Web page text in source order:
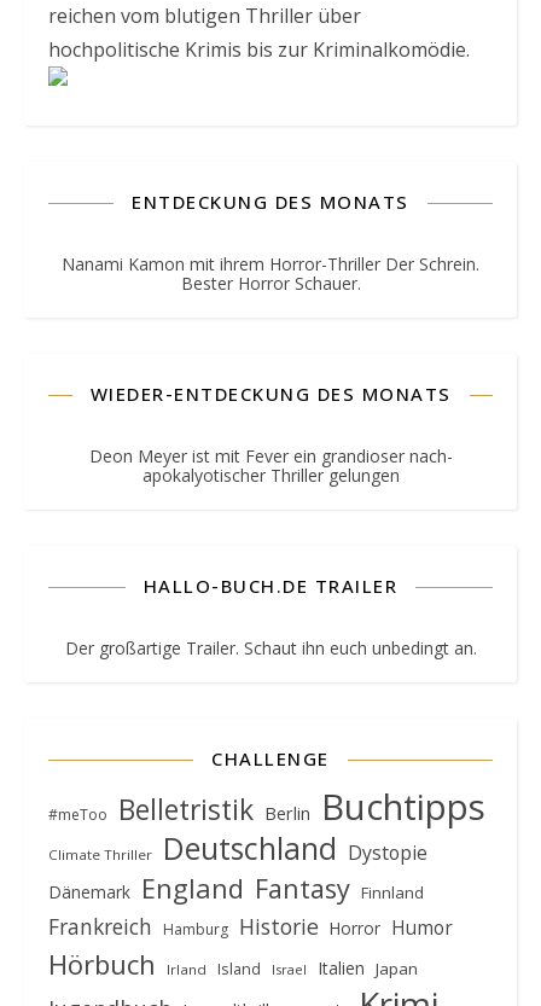
reichen vom blutigen Thriller über
hochpolitische Krimis bis zur Kriminalkomödie.
ENTDECKUNG DES MONATS
Nanami Kamon mit ihrem Horror-Thriller Der Schrein.
Bester Horror Schauer.
WIEDER-ENTDECKUNG DES MONATS
Deon Meyer ist mit Fever ein grandioser nach-
apokalyotischer Thriller gelungen
HALLO-BUCH.DE TRAILER
Der großartige Trailer. Schaut ihn euch unbedingt an.
CHALLENGE
#meToo Belletristik Berlin Buchtipps
Climate Thriller Deutschland Dystopie
Dänemark England Fantasy Finnland
Frankreich Hamburg Historie Horror Humor
Hörbuch Irland Island Israel Italien Japan